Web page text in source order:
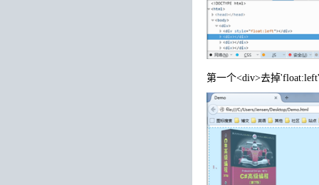
第一个<div>去掉